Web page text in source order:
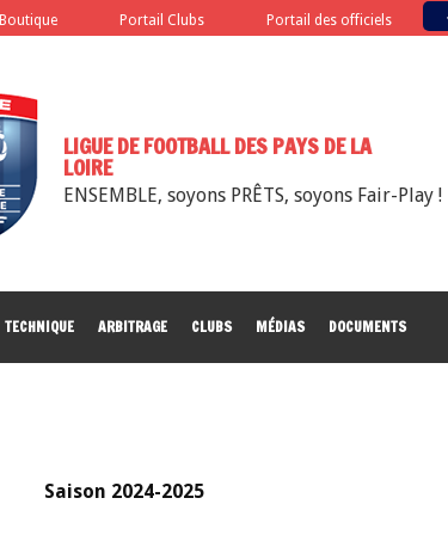
Boutique Portail Clubs Portail des officiels
LIGUE DE FOOTBALL DES PAYS DE LA
LOIRE
ENSEMBLE, soyons PRÊTS, soyons Fair-Play !
TECHNIQUE ARBITRAGE CLUBS MÉDIAS DOCUMENTS
Saison 2024-2025